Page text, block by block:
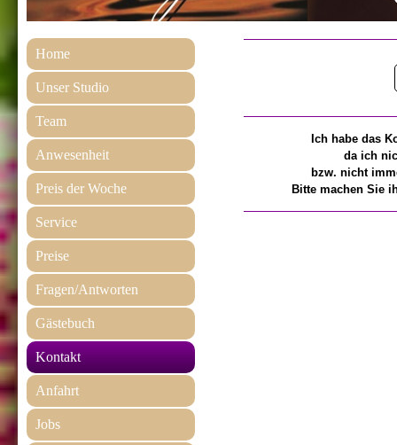
Home
Unser Studio
Team
Anwesenheit
Preis der Woche
Service
Preise
Fragen/Antworten
Gästebuch
Kontakt
Anfahrt
Jobs
Ich habe das
da ich
bzw. nicht
Bitte machen Sie